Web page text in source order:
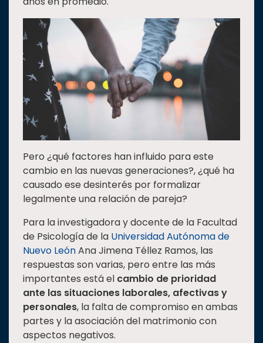
Estudiantes
Rectoría
Investigación
Internacionalización
Responsabilidad
social
Vinculación
Historia
Universiada
Nacional
Pero ¿qué factores han influido para este
cambio en las nuevas generaciones?, ¿qué ha
causado ese desinterés por formalizar
legalmente una relación de pareja?
Para la investigadora y docente de la Facultad
de Psicología de la Universidad Autónoma de
Nuevo LeónAna Jimena Téllez Ramos, las
respuestas son varias, pero entre las más
importantes está el cambio de prioridad
ante las situaciones laborales, afectivas y
personales, la falta de compromiso en ambas
partes y la asociación del matrimonio con
aspectos negativos.